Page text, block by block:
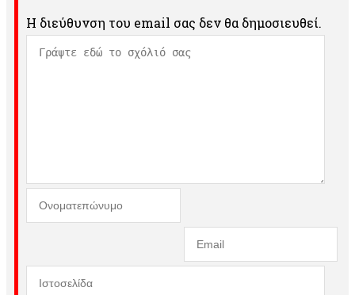
Η διεύθυνση του email σας δεν θα δημοσιευθεί.